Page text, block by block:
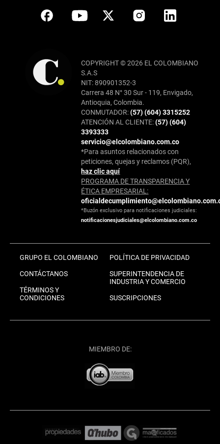
COPYRIGHT © 2026 EL COLOMBIANO
S.A.S
NIT: 890901352-3
Carrera 48 N° 30 Sur - 119, Envigado,
Antioquia, Colombia.
CONMUTADOR:(57) (604) 3315252
ATENCIÓN AL CLIENTE:(57) (604)
3393333
servicio@elcolombiano.com.co
*Para asuntos relacionados con
peticiones, quejas y reclamos (PQR),
haz clic aquí
PROGRAMA DE TRANSPARENCIA Y
ÉTICA EMPRESARIAL:
*Buzón exclusivo para notificaciones judiciales:
notificacionesjudiciales@elcolombiano.com.co
GRUPO EL COLOMBIANO
CONTÁCTANOS
TÉRMINOS Y
CONDICIONES
POLÍTICA DE PRIVACIDAD
SUPERINTENDENCIA DE
INDUSTRIA Y COMERCIO
SUSCRIPCIONES
MIEMBRO DE: